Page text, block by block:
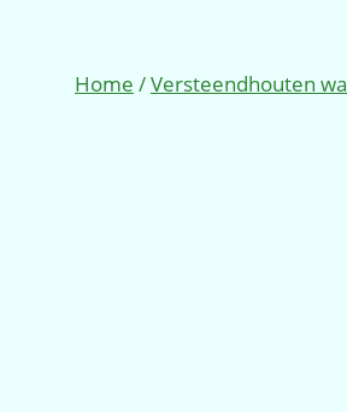
Home /Versteendhouten